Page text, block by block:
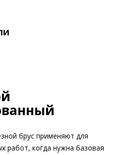
брус применяют для
работ, когда нужна базовая